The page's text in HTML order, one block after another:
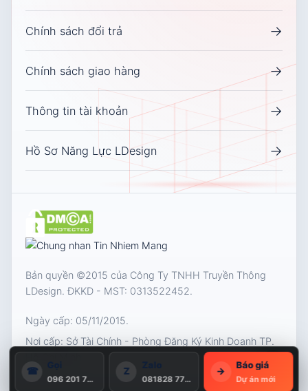
☎
096 201 7531
Z
Zalo
081828 7711
→
Báo giá
Dự án mới
Chính sách đổi trả →
Chính sách giao hàng →
Thông tin tài khoản →
Hồ Sơ Năng Lực LDesign →
Bản quyền ©2015 của Công Ty TNHH Truyền Thông
LDesign. ĐKKD - MST: 0313522452.
Ngày cấp: 05/11/2015.
Nơi cấp: Sở Tài Chính - Phòng Đăng Ký Kinh Doanh TP.